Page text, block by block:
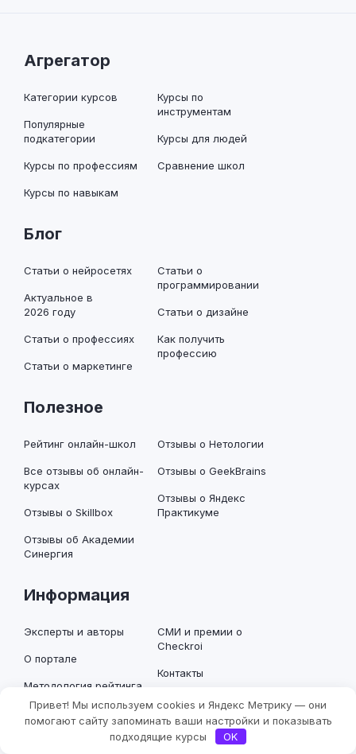
Агрегатор
Категории курсов
Популярные
подкатегории
Курсы по профессиям
Курсы по навыкам
Курсы по
инструментам
Курсы для людей
Сравнение школ
Блог
Статьи о нейросетях
Актуальное в
2026 году
Статьи о профессиях
Статьи о маркетинге
Статьи о
программировании
Статьи о дизайне
Как получить
профессию
Полезное
Рейтинг онлайн-школ
Все отзывы об онлайн-
курсах
Отзывы о Skillbox
Отзывы об Академии
Синергия
Отзывы о Нетологии
Отзывы о GeekBrains
Отзывы о Яндекс
Практикуме
Информация
Эксперты и авторы
О портале
Методология рейтинга
курсов Checkroi
Редакционная
политика Checkroi
СМИ и премии о
Checkroi
Контакты
Добавить курс
Привет! Мы используем cookies и Яндекс Метрику — они
помогают сайту запоминать ваши настройки и показывать
подходящие курсы
OK
Фильтры